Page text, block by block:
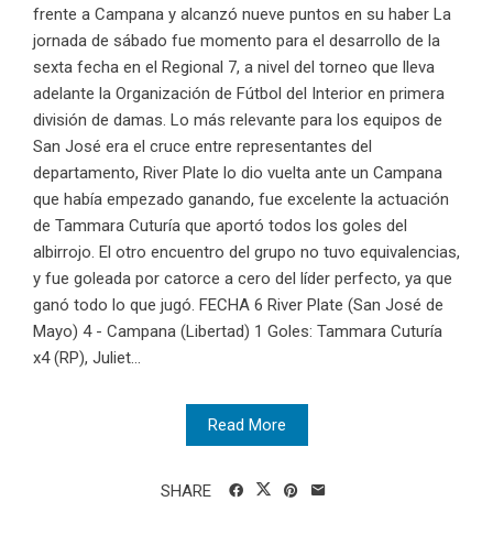
frente a Campana y alcanzó nueve puntos en su haber La
jornada de sábado fue momento para el desarrollo de la
sexta fecha en el Regional 7, a nivel del torneo que lleva
adelante la Organización de Fútbol del Interior en primera
división de damas. Lo más relevante para los equipos de
San José era el cruce entre representantes del
departamento, River Plate lo dio vuelta ante un Campana
que había empezado ganando, fue excelente la actuación
de Tammara Cuturía que aportó todos los goles del
albirrojo. El otro encuentro del grupo no tuvo equivalencias,
y fue goleada por catorce a cero del líder perfecto, ya que
ganó todo lo que jugó. FECHA 6 River Plate (San José de
Mayo) 4 - Campana (Libertad) 1 Goles: Tammara Cuturía
x4 (RP), Juliet...
Read More
SHARE